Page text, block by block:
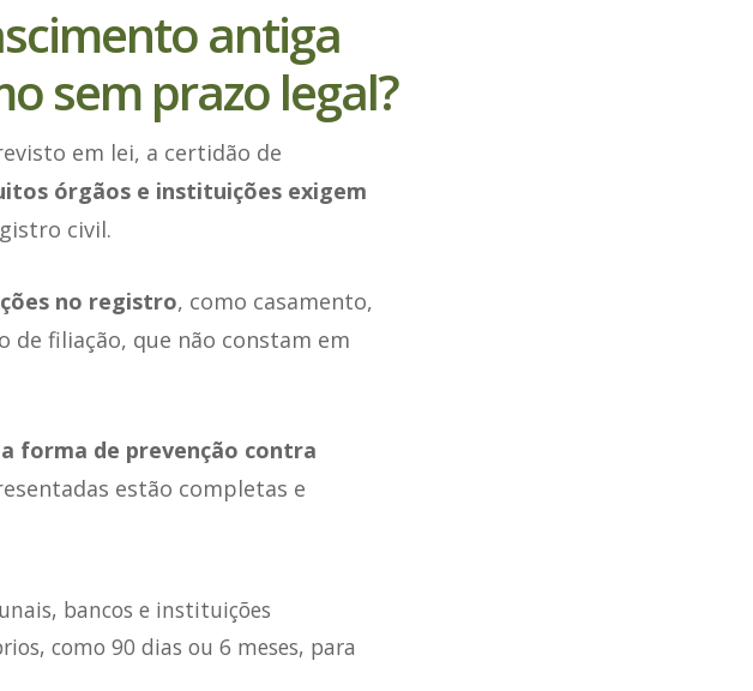
antiga
sem prazo legal?
em lei, a certidão de
órgãos e instituições exigem
civil.
no registro, como casamento,
de filiação, que não constam em
forma de prevenção contra
estão completas e
bancos e instituições
como 90 dias ou 6 meses, para